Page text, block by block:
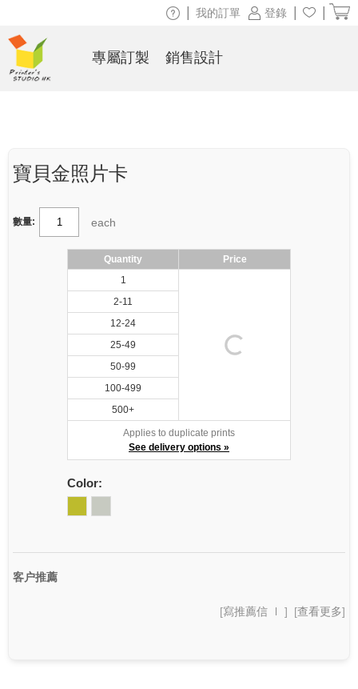
寶貝金照片卡
數量: each
Quantity
Price
1
2-11
12-24
25-49
50-99
100-499
500+
Applies to duplicate prints
See delivery options »
Color:
客户推薦
[寫推薦信 ] [查看更多]
登錄
我的訂單
專屬訂製 銷售設計